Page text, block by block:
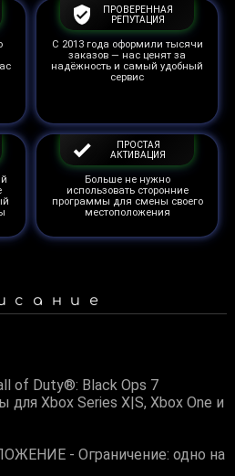
ПРОВЕРЕННАЯ
РЕПУТАЦИЯ
С 2013 года оформили тысячи
заказов — нас ценят за
надёжность и самый удобный
сервис
ПРОСТАЯ
АКТИВАЦИЯ
Больше не нужно
использовать сторонние
программы для смены своего
местоположения
of Duty®: Black Ops 7
Xbox Series X|S, Xbox One и
- Ограничение: одно на